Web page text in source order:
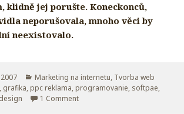
klidně jej porušte. Koneckonců,
neporušovala, mnoho věci by
neexistovalo.
Categories
Marketing na internetu, Tvorba web
, grafika, ppc reklama, programovanie, softpae,
1 Comment